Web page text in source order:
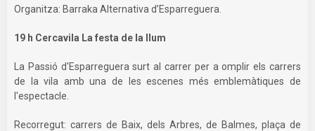
Organitza: Barraka Alternativa d’Esparreguera.
19 h Cercavila La festa de la llum
La Passió d'Esparreguera surt al carrer per a omplir els carrers
de la vila amb una de les escenes més emblemàtiques de
l'espectacle.
Recorregut: carrers de Baix, dels Arbres, de Balmes, plaça de